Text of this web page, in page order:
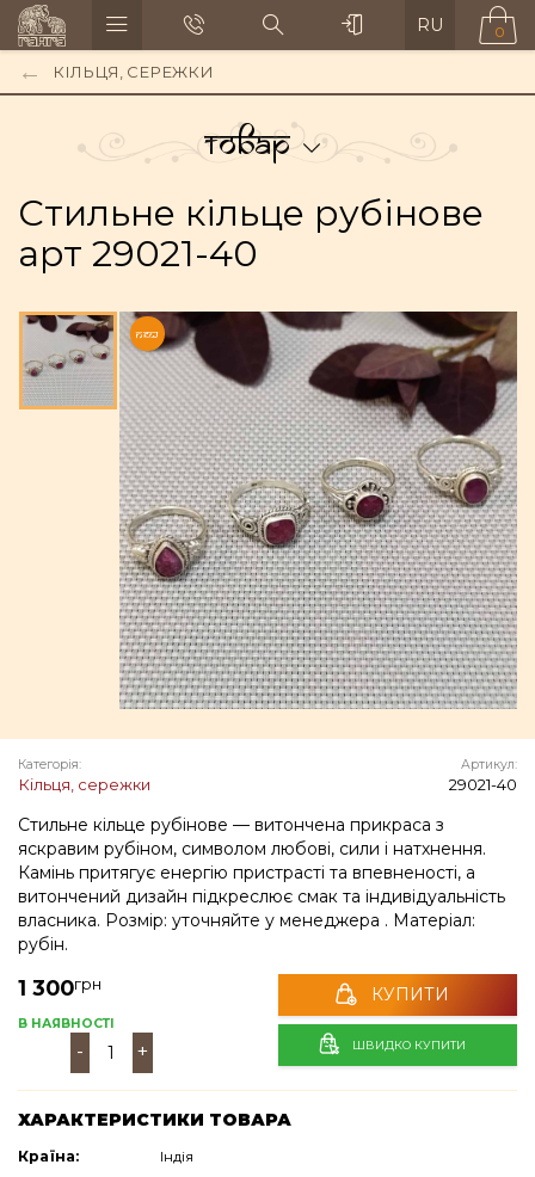
RU 0
КІЛЬЦЯ, СЕРЕЖКИ
Товар
Стильне кільце рубінове
арт 29021-40
NEW
Категорія:
Кільця, сережки
Артикул:
29021-40
Стильне кільце рубінове — витончена прикраса з
яскравим рубіном, символом любові, сили і натхнення.
Камінь притягує енергію пристрасті та впевненості, а
витончений дизайн підкреслює смак та індивідуальність
власника. Розмір: уточняйте у менеджера . Матеріал:
рубін.
1 300грн
В НАЯВНОСТІ
- +
КУПИТИ
ШВИДКО КУПИТИ
ХАРАКТЕРИСТИКИ ТОВАРА
Країна: Індія